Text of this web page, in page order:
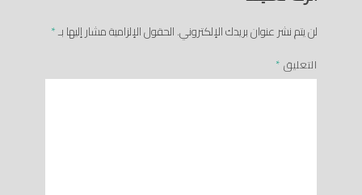
لن يتم نشر عنوان بريدك الإلكتروني.الحقول الإلزامية مشار إليها بـ*
التعليق *